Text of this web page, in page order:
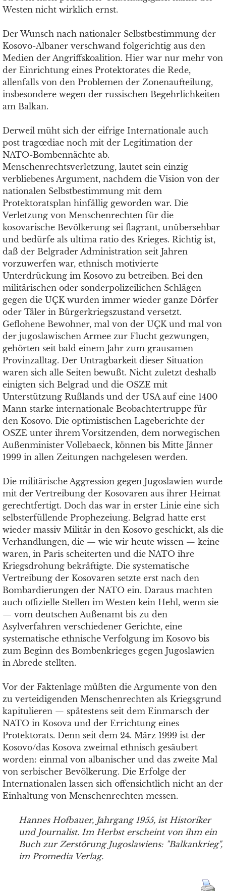
Westen nicht wirklich ernst.
Der Wunsch nach nationaler Selbstbestimmung der
Kosovo-Albaner verschwand folgerichtig aus den
Medien der Angriffskoalition. Hier war nur mehr von
der Einrichtung eines Protektorates die Rede,
allenfalls von den Problemen der Zonenaufteilung,
insbesondere wegen der russischen Begehrlichkeiten
am Balkan.
Derweil müht sich der eifrige Internationale auch
post tragœdiae noch mit der Legitimation der
NATO-Bombennächte ab.
Menschenrechtsverletzung, lautet sein einzig
verbliebenes Argument, nachdem die Vision von der
nationalen Selbstbestimmung mit dem
Protektoratsplan hinfällig geworden war. Die
Verletzung von Menschenrechten für die
kosovarische Bevölkerung sei flagrant, unübersehbar
und bedürfe als ultima ratio des Krieges. Richtig ist,
daß der Belgrader Administration seit Jahren
vorzuwerfen war, ethnisch motivierte
Unterdrückung im Kosovo zu betreiben. Bei den
militärischen oder sonderpolizeilichen Schlägen
gegen die UÇK wurden immer wieder ganze Dörfer
oder Täler in Bürgerkriegszustand versetzt.
Geflohene Bewohner, mal von der UÇK und mal von
der jugoslawischen Armee zur Flucht gezwungen,
gehörten seit bald einem Jahr zum grausamen
Provinzalltag. Der Untragbarkeit dieser Situation
waren sich alle Seiten bewußt. Nicht zuletzt deshalb
einigten sich Belgrad und die OSZE mit
Unterstützung Rußlands und der USA auf eine 1400
Mann starke internationale Beobachtertruppe für
den Kosovo. Die optimistischen Lageberichte der
OSZE unter ihrem Vorsitzenden, dem norwegischen
Außenminister Vollebaeck, können bis Mitte Jänner
1999 in allen Zeitungen nachgelesen werden.
Die militärische Aggression gegen Jugoslawien wurde
mit der Vertreibung der Kosovaren aus ihrer Heimat
gerechtfertigt. Doch das war in erster Linie eine sich
selbsterfüllende Prophezeiung. Belgrad hatte erst
wieder massiv Militär in den Kosovo geschickt, als die
Verhandlungen, die — wie wir heute wissen — keine
waren, in Paris scheiterten und die NATO ihre
Kriegsdrohung bekräftigte. Die systematische
Vertreibung der Kosovaren setzte erst nach den
Bombardierungen der NATO ein. Daraus machten
auch offizielle Stellen im Westen kein Hehl, wenn sie
— vom deutschen Außenamt bis zu den
Asylverfahren verschiedener Gerichte, eine
systematische ethnische Verfolgung im Kosovo bis
zum Beginn des Bombenkrieges gegen Jugoslawien
in Abrede stellten.
Vor der Faktenlage müßten die Argumente von den
zu verteidigenden Menschenrechten als Kriegsgrund
kapitulieren — spätestens seit dem Einmarsch der
NATO in Kosova und der Errichtung eines
Protektorats. Denn seit dem 24. März 1999 ist der
Kosovo/das Kosova zweimal ethnisch gesäubert
worden: einmal von albanischer und das zweite Mal
von serbischer Bevölkerung. Die Erfolge der
Internationalen lassen sich offensichtlich nicht an der
Einhaltung von Menschenrechten messen.
Hannes Hofbauer, Jahrgang 1955, ist Historiker
und Journalist. Im Herbst erscheint von ihm ein
Buch zur Zerstörung Jugoslawiens: "Balkankrieg",
im Promedia Verlag.